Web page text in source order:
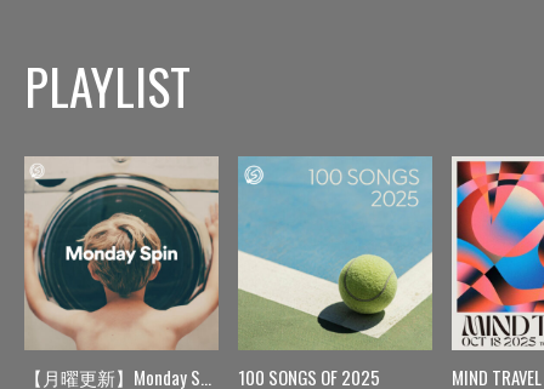
PLAYLIST
【月曜更新】Monday Spin 100 SONGS OF 2025 MIND TRAVEL